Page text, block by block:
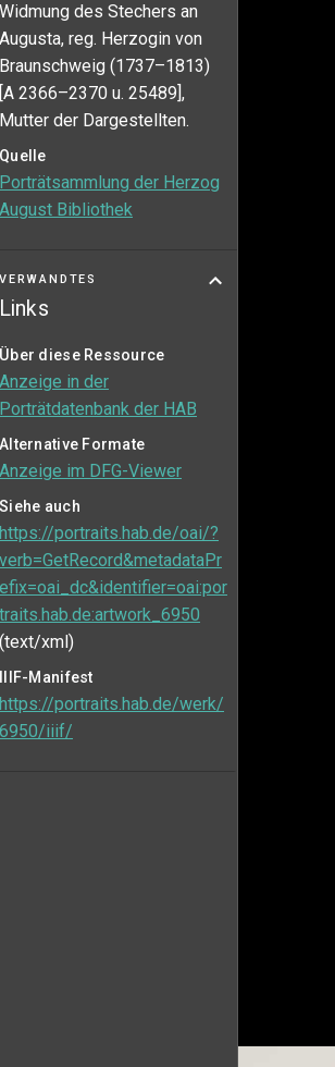
Widmung des Stechers an
Augusta, reg. Herzogin von
Braunschweig (1737–1813)
[A 2366–2370 u. 25489],
Mutter der Dargestellten.
Quelle
Porträtsammlung der Herzog
August Bibliothek
VERWANDTES
Links
Über diese Ressource
Anzeige in der
Porträtdatenbank der HAB
Alternative Formate
Anzeige im DFG-Viewer
Siehe auch
https://portraits.hab.de/oai/?
verb=GetRecord&metadataPr
efix=oai_dc&identifier=oai:por
traits.hab.de:artwork_6950
(text/xml)
IIIF-Manifest
https://portraits.hab.de/werk/
6950/iiif/